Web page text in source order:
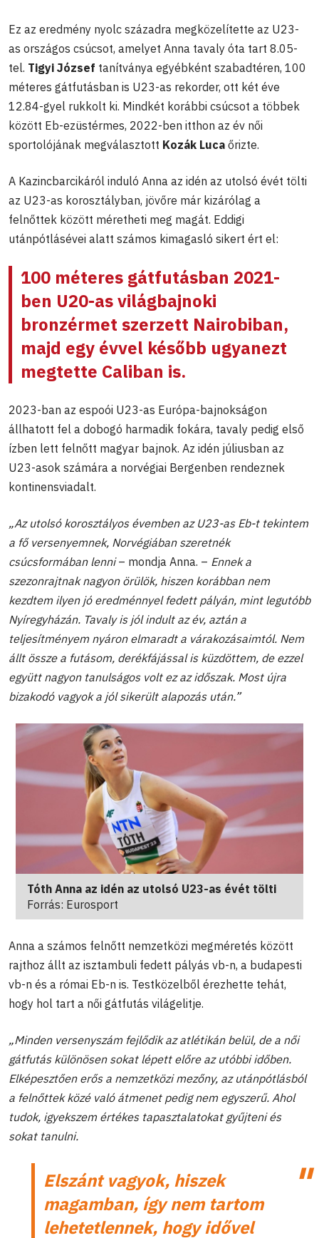
Ez az eredmény nyolc századra megközelítette az U23-
as országos csúcsot, amelyet Anna tavaly óta tart 8.05-
tel. Tigyi József tanítványa egyébként szabadtéren, 100
méteres gátfutásban is U23-as rekorder, ott két éve
12.84-gyel rukkolt ki. Mindkét korábbi csúcsot a többek
között Eb-ezüstérmes, 2022-ben itthon az év női
sportolójának megválasztott Kozák Luca őrizte.
A Kazincbarcikáról induló Anna az idén az utolsó évét tölti
az U23-as korosztályban, jövőre már kizárólag a
felnőttek között méretheti meg magát. Eddigi
utánpótlásévei alatt számos kimagasló sikert ért el:
100 méteres gátfutásban 2021-
ben U20-as világbajnoki
bronzérmet szerzett Nairobiban,
majd egy évvel később ugyanezt
megtette Caliban is.
2023-ban az espoói U23-as Európa-bajnokságon
állhatott fel a dobogó harmadik fokára, tavaly pedig első
ízben lett felnőtt magyar bajnok. Az idén júliusban az
U23-asok számára a norvégiai Bergenben rendeznek
kontinensviadalt.
„Az utolsó korosztályos évemben az U23-as Eb-t tekintem
a fő versenyemnek, Norvégiában szeretnék
csúcsformában lenni– mondja Anna. – Ennek a
szezonrajtnak nagyon örülök, hiszen korábban nem
kezdtem ilyen jó eredménnyel fedett pályán, mint legutóbb
Nyíregyházán. Tavaly is jól indult az év, aztán a
teljesítményem nyáron elmaradt a várakozásaimtól. Nem
állt össze a futásom, derékfájással is küzdöttem, de ezzel
együtt nagyon tanulságos volt ez az időszak. Most újra
bizakodó vagyok a jól sikerült alapozás után.”
Tóth Anna az idén az utolsó U23-as évét tölti
Forrás: Eurosport
Anna a számos felnőtt nemzetközi megméretés között
rajthoz állt az isztambuli fedett pályás vb-n, a budapesti
vb-n és a római Eb-n is. Testközelből érezhette tehát,
hogy hol tart a női gátfutás világelitje.
„Minden versenyszám fejlődik az atlétikán belül, de a női
gátfutás különösen sokat lépett előre az utóbbi időben.
Elképesztően erős a nemzetközi mezőny, az utánpótlásból
a felnőttek közé való átmenet pedig nem egyszerű. Ahol
tudok, igyekszem értékes tapasztalatokat gyűjteni és
sokat tanulni.
Elszánt vagyok, hiszek
magamban, így nem tartom
lehetetlennek, hogy idővel